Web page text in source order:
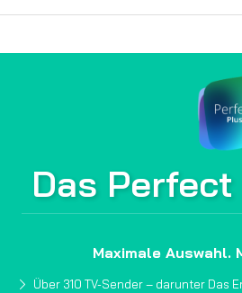
Das
Maximale Auswahl.
Über 310 TV-Sender – darunter Das